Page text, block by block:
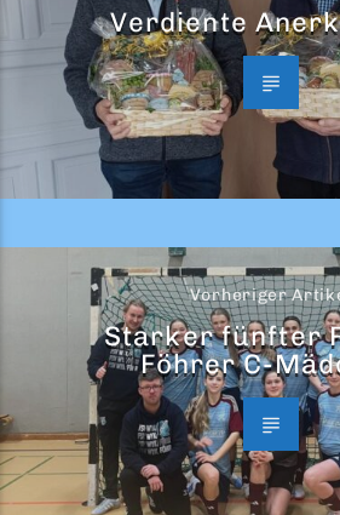
Verdiente
Vorheriger
Starker fünfter
Föhrer C-